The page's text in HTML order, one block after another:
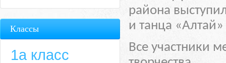
района
и танца
Все участники
Классы
1а класс